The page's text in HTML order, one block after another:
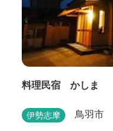
料理民宿 かしま
伊勢志摩 鳥羽市